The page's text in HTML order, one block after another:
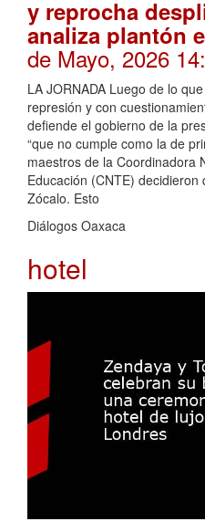
y reprocha
analiza plantón
de Mayo, 2026
LA JORNADA Luego de lo
represión y con
defiende el gobierno de la
“que no cumple como la de
maestros de la Coordinadora
Educación (CNTE)
Zócalo. Esto
Diálogos Oaxaca
hotel